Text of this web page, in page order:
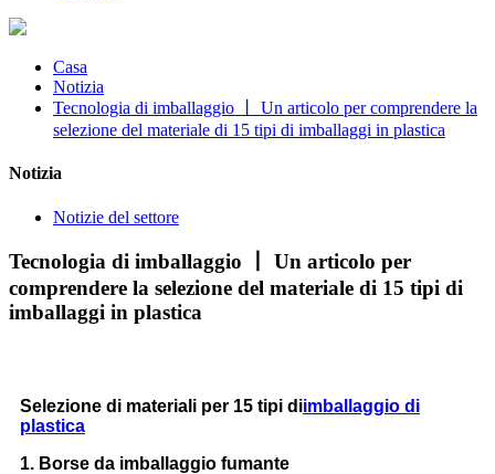
Casa
Notizia
Tecnologia di imballaggio 丨 Un articolo per comprendere la
selezione del materiale di 15 tipi di imballaggi in plastica
Notizia
Notizie del settore
Tecnologia di imballaggio 丨 Un articolo per
comprendere la selezione del materiale di 15 tipi di
imballaggi in plastica
Selezione di materiali per 15 tipi diimballaggio di
plastica
1. Borse da imballaggio fumante